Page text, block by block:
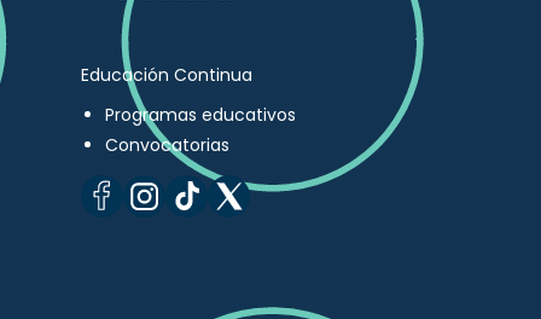
Educación Continua
Programas educativos
Convocatorias